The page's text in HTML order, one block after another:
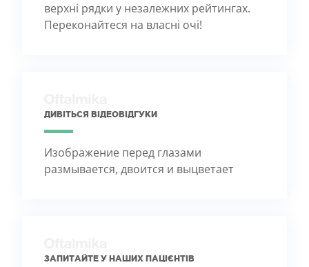
верхні рядки у незалежних рейтингах.
Переконайтеся на власні очі!
ДИВІТЬСЯ ВІДЕОВІДГУКИ
Изображение перед глазами
размывается, двоится и выцветает
ЗАПИТАЙТЕ У НАШИХ ПАЦІЄНТІВ